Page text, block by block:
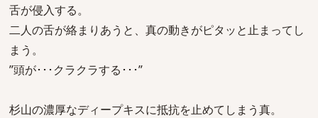
舌が侵入する。
二人の舌が絡まりあうと、真の動きがピタッと止まってし
まう。
”頭が･･･クラクラする･･･”
杉山の濃厚なディープキスに抵抗を止めてしまう真。